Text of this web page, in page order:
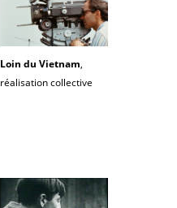
Loin du Vietnam,
réalisation collective